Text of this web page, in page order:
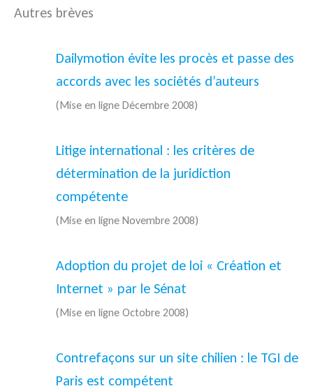
Autres brèves
Dailymotion évite les procès et passe des
accords avec les sociétés d’auteurs
(Mise en ligne Décembre 2008)
Litige international : les critères de
détermination de la juridiction
compétente
(Mise en ligne Novembre 2008)
Adoption du projet de loi « Création et
Internet » par le Sénat
(Mise en ligne Octobre 2008)
Contrefaçons sur un site chilien : le TGI de
Paris est compétent